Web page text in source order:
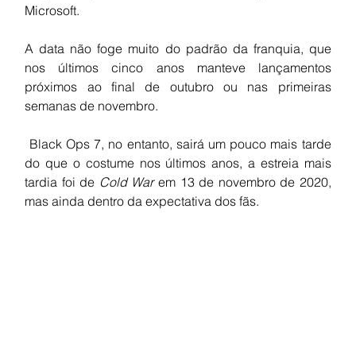
Microsoft.
A data não foge muito do padrão da franquia, que
nos últimos cinco anos manteve lançamentos
próximos ao final de outubro ou nas primeiras
semanas de novembro.
Black Ops 7, no entanto, sairá um pouco mais tarde
do que o costume nos últimos anos, a estreia mais
tardia foi de Cold War em 13 de novembro de 2020,
mas ainda dentro da expectativa dos fãs.